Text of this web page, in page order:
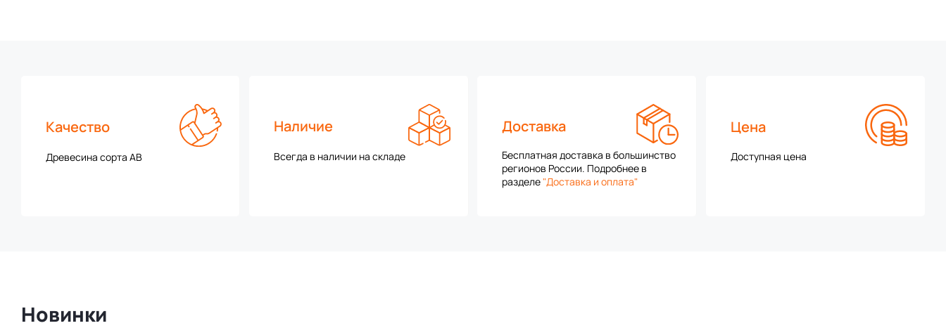
Качество
Древесина сорта АВ
Наличие
Всегда в наличии на складе
Доставка
Бесплатная доставка в большинство
регионов России. Подробнее в
разделе"Доставка и оплата"
Цена
Доступная цена
Новинки